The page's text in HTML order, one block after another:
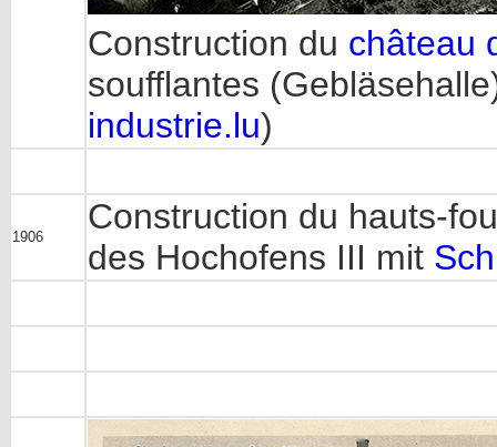
Construction du château
soufflantes
industrie.lu)
1906
Construction du hauts-
des Hochofens III mit